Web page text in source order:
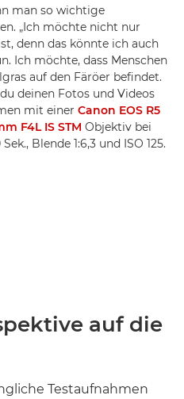
man so wichtige
„Ich möchte nicht nur
denn das könnte ich auch
Ich möchte, dass Menschen
auf den Färöer befindet.
deinen Fotos und Videos
mit einer Canon EOS R5
F4L IS STM Objektiv bei
Blende 1:6,3 und ISO 125.
auf die
Testaufnahmen